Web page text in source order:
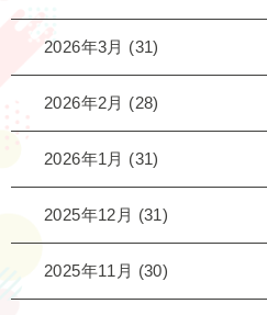
2026年3月 (31)
2026年2月 (28)
2026年1月 (31)
2025年12月 (31)
2025年11月 (30)